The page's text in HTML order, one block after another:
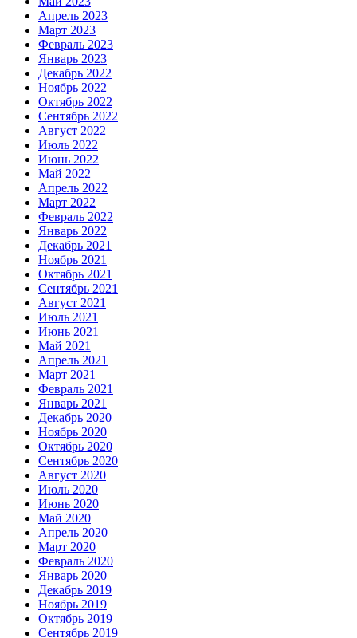
Апрель 2023
Март 2023
Февраль 2023
Январь 2023
Декабрь 2022
Ноябрь 2022
Октябрь 2022
Сентябрь 2022
Август 2022
Июль 2022
Июнь 2022
Май 2022
Апрель 2022
Март 2022
Февраль 2022
Январь 2022
Декабрь 2021
Ноябрь 2021
Октябрь 2021
Сентябрь 2021
Август 2021
Июль 2021
Июнь 2021
Май 2021
Апрель 2021
Март 2021
Февраль 2021
Январь 2021
Декабрь 2020
Ноябрь 2020
Октябрь 2020
Сентябрь 2020
Август 2020
Июль 2020
Июнь 2020
Май 2020
Апрель 2020
Март 2020
Февраль 2020
Январь 2020
Декабрь 2019
Ноябрь 2019
Октябрь 2019
Сентябрь 2019